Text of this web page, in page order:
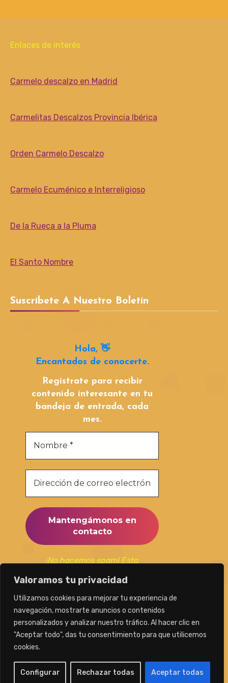
Valoramos tu privacidad
Utilizamos cookies para mejorar tu experiencia de
navegación, mostrarte anuncios o contenidos
personalizados y analizar nuestro tráfico. Al hacer clic en
"Aceptar todo", das tu consentimiento para que utilicemos
cookies.
Configurar Rechazar todas Aceptar todas
Enlaces de interés
Carmelo descalzo en Madrid
Carmelitas Descalzos Provincia Ibérica
Orden Carmelo Descalzo
Carmelo Ecuménico e Interreligioso
De la Rueca a la Pluma
El Santo Nombre
Suscríbete A Nuestro Boletín
Hola, 👋
Encantados de conocerte.
Regístrate para recibir
contenido interesante en tu
bandeja de entrada, cada
mes.
¡No hacemos spam! Esta
únicamente para mantenerte al
día de nuestras publicaciones.
Caminamos con Teresa